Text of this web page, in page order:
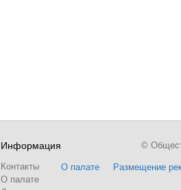
Информация
Контакты
О палате
О палате Размещение
©